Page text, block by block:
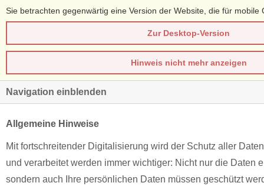
Sie betrachten gegenwärtig eine Version der Website, die für mobile
Zur Desktop-Version
Hinweis nicht mehr anzeigen
Navigation einblenden
Allgemeine Hinweise
Mit fortschreitender Digitalisierung wird der Schutz aller
und verarbeitet werden immer wichtiger: Nicht nur die Daten
sondern auch Ihre persönlichen Daten müssen geschützt